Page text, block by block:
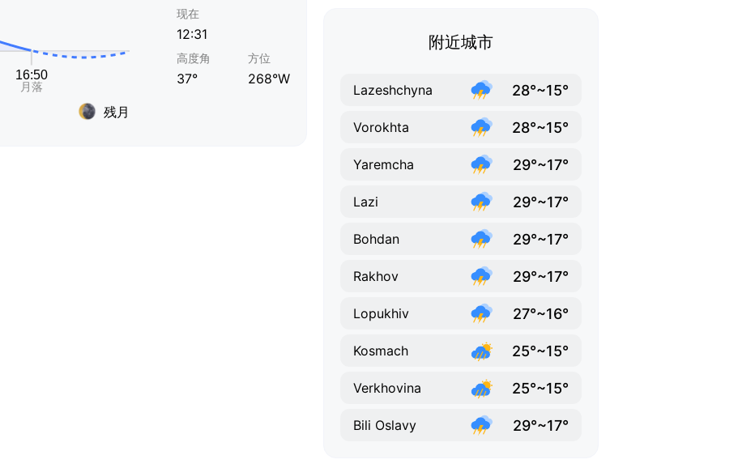
残月
现在
12:31
高度角
37°
方位
268°W
附近城市
Lazeshchyna 28°~15°
Vorokhta 28°~15°
Yaremcha 29°~17°
Lazi 29°~17°
Bohdan 29°~17°
Rakhov 29°~17°
Lopukhiv 27°~16°
Kosmach 25°~15°
Verkhovina 25°~15°
Bili Oslavy 29°~17°